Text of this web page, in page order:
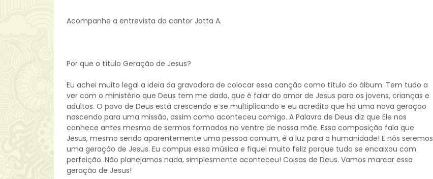
Acompanhe a entrevista do cantor Jotta A.
Por que o título Geração de Jesus?
Eu achei muito legal a ideia da gravadora de colocar essa canção como título do álbum. Tem tudo a
ver com o ministério que Deus tem me dado, que é falar do amor de Jesus para os jovens, crianças e
adultos. O povo de Deus está crescendo e se multiplicando e eu acredito que há uma nova geração
nascendo para uma missão, assim como aconteceu comigo. A Palavra de Deus diz que Ele nos
conhece antes mesmo de sermos formados no ventre de nossa mãe. Essa composição fala que
Jesus, mesmo sendo aparentemente uma pessoa comum, é a luz para a humanidade! E nós seremos
uma geração de Jesus. Eu compus essa música e fiquei muito feliz porque tudo se encaixou com
perfeição. Não planejamos nada, simplesmente aconteceu! Coisas de Deus. Vamos marcar essa
geração de Jesus!